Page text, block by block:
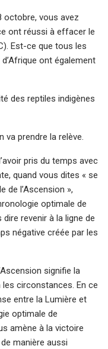
octobre, vous avez
ont réussi à effacer le
Est-ce que tous les
ont également
des reptiles indigènes
va prendre la relève.
pris du temps avec
quand vous dites « se
de l’Ascension »,
optimale de
revenir à la ligne de
négative créée par les
signifie la
circonstances. En ce
entre la Lumière et
optimale de
amène à la victoire
manière aussi